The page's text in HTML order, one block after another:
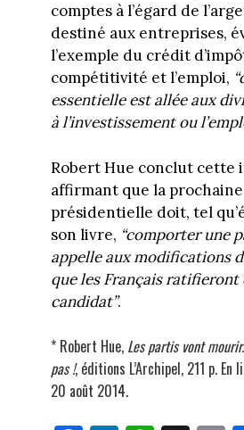
comptes à l’égard de
destiné aux entreprises,
l’exemple du crédit
compétitivité et l’emploi,
essentielle est allée aux
à l’investissement ou
Robert Hue conclut cette
affirmant que la
présidentielle doit, tel
son livre, “comporter une
appelle aux modifications
que les Français ratifieront
candidat”.
* Robert Hue, Les partis vont
pas !, éditions L’Archipel, 211 p.
20 août 2014.